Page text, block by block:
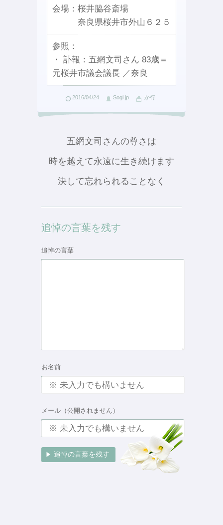
会場： 桜井脇谷斎場
奈良県桜井市外山６２５
参照：
・ 訃報：五網文司さん 83歳＝
元桜井市議会議長 ／奈良
2016/04/24 Sogi.jp か行
五網文司さんの尊さは
時を越えて永遠に生き続けます
決して忘れられることなく
追悼の言葉を残す
追悼の言葉
お名前
メール（公開されません）